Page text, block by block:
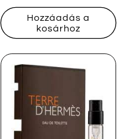
ár
Hozzáadás a
kosárhoz